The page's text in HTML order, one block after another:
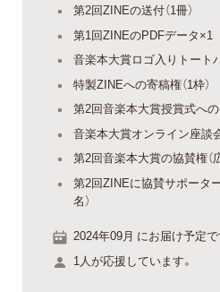
第2回ZINEの送付（1冊）
第1回ZINEのPDFデータ×1
音楽本大賞ロゴ入りトートバ
特製ZINEへの寄稿権（1枠）
第2回音楽本大賞授賞式への
音楽本大賞オンライン座談会
第2回音楽本大賞の協賛権（
第2回ZINEに協賛サポータ
名）
2024年09月 にお届け予定で
1人が応援しています。